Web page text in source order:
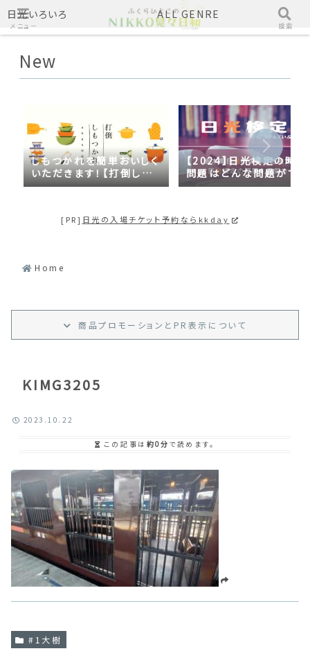
日光いろいろ ALL GENRE
New
しもつかれを簡単おいしく
いただきます！【打倒しも
つかれｓｅａｓｏｎ２】
【2024】日光検定の時事
問題はどんな問題がでる
の？2023年の時事問題
[PR] 日光の入場チケット予約ならkkday
Home
商品プロモーション と PR 表示 について
KIMG3205
2023.10.22
この記事は 約0分 で読めます。
#1大樹
メニュー 検索